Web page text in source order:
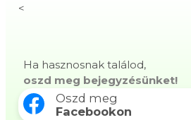
<
Ha hasznosnak találod,
oszd meg bejegyzésünket!
Oszd meg
Facebookon